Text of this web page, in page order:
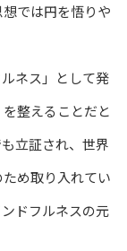
では円を悟りや
ネス」として発
整えることだと
立証され、世界
め取り入れてい
ドフルネスの元